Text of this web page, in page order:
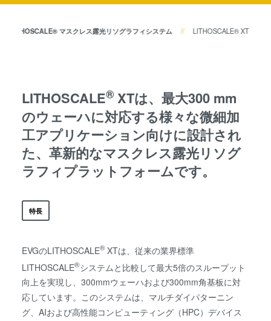
フュージョン/ハイブリッド接
接合技術
検査・計測
LITHOSCALE® マスクレス露光リソグラフィシステム LITHOSCALE® XT
LITHOSCALE® XTは、最大300 mm
のウェーハに対応する様々な微細加
工アプリケーション向けに設計され
た、革新的なマスクレス露光リソグ
ラフィプラットフォームです。
特長
EVGのLITHOSCALE®XTは、従来の業界標準
LITHOSCALE®システムと比較して最大5倍のスループット
向上を実現し、300mmウェーハおよび300mm角基板に対
応しています。このシステムは、マルチダイパターニン
グ、AIおよび高性能コンピューティング（HPC）デバイス